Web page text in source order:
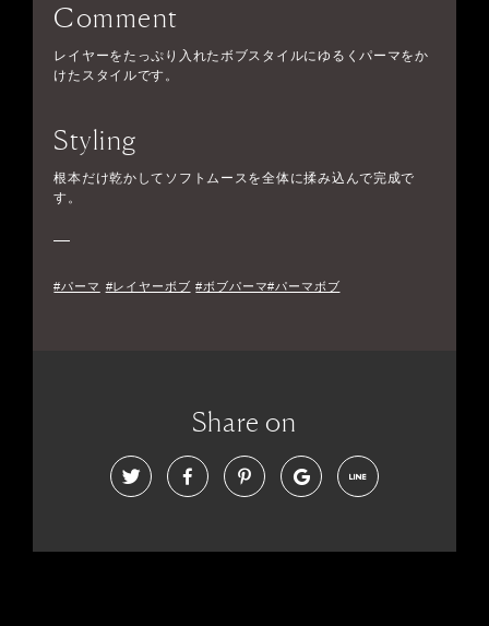
Comment
レイヤーをたっぷり入れたボブスタイルにゆるくパーマをか
けたスタイルです。
Styling
根本だけ乾かしてソフトムースを全体に揉み込んで完成で
す。
#パーマ #レイヤーボブ #ボブパーマ#パーマボブ
Share on